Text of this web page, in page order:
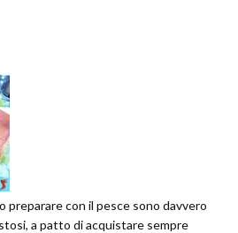
preparare con il pesce sono davvero
a patto di acquistare sempre